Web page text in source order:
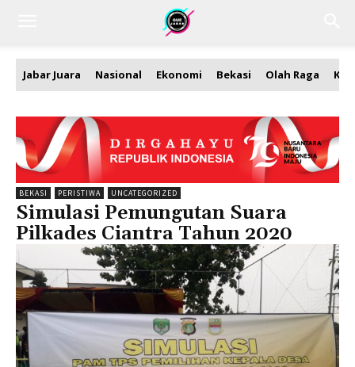
Jabar Juara Nasional Ekonomi Bekasi Olah Raga
BEKASI PERISTIWA UNCATEGORIZED
Simulasi Pemungutan Suara
Pilkades Ciantra Tahun 2020